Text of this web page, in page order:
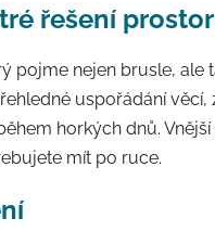
řešení
pojme nejen brusle, ale
uspořádání věcí,
horkých dnů.
mít po ruce.